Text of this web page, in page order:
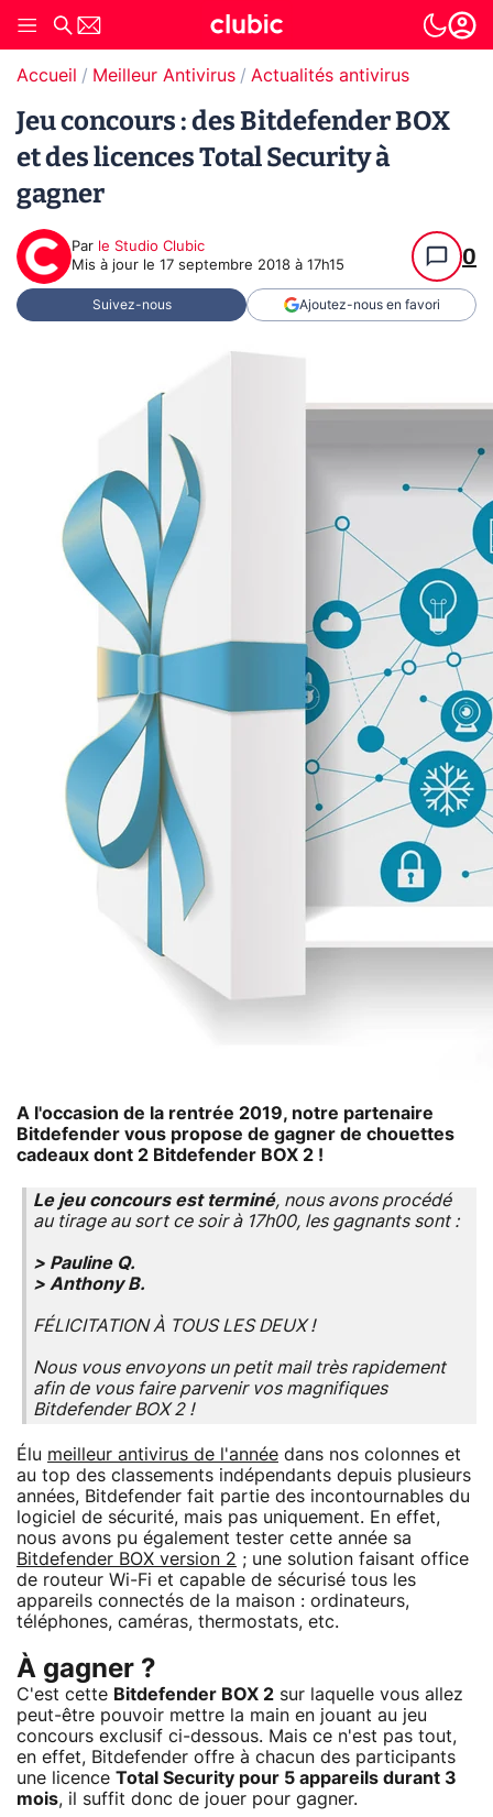
Accueil Meilleur Antivirus Actualités antivirus
Jeu concours : des Bitdefender BOX
et des licences Total Security à
gagner
Par le Studio Clubic
Mis à jour le 17 septembre 2018 à 17h15 0
Suivez-nous Ajoutez-nous en favori
A l'occasion de la rentrée 2019, notre partenaire
Bitdefender vous propose de gagner de chouettes
cadeaux dont 2 Bitdefender BOX 2 !
Le jeu concours est terminé, nous avons procédé
au tirage au sort ce soir à 17h00, les gagnants sont :
> Pauline Q.
> Anthony B.
FÉLICITATION À TOUS LES DEUX !
Nous vous envoyons un petit mail très rapidement
afin de vous faire parvenir vos magnifiques
Bitdefender BOX 2 !
Élu meilleur antivirus de l'année dans nos colonnes et
au top des classements indépendants depuis plusieurs
années, Bitdefender fait partie des incontournables du
logiciel de sécurité, mais pas uniquement. En effet,
nous avons pu également tester cette année sa
Bitdefender BOX version 2 ; une solution faisant office
de routeur Wi-Fi et capable de sécurisé tous les
appareils connectés de la maison : ordinateurs,
téléphones, caméras, thermostats, etc.
À gagner ?
C'est cette Bitdefender BOX 2 sur laquelle vous allez
peut-être pouvoir mettre la main en jouant au jeu
concours exclusif ci-dessous. Mais ce n'est pas tout,
en effet, Bitdefender offre à chacun des participants
une licence Total Security pour 5 appareils durant 3
mois, il suffit donc de jouer pour gagner.